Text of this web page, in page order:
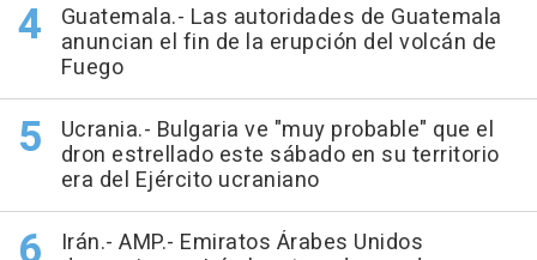
Guatemala.- Las autoridades de Guatemala
anuncian el fin de la erupción del volcán de
Fuego
Ucrania.- Bulgaria ve "muy probable" que el
dron estrellado este sábado en su territorio
era del Ejército ucraniano
Irán.- AMP.- Emiratos Árabes Unidos